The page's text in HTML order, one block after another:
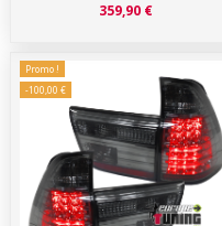
Promo !
-100,00 €
359,90 €